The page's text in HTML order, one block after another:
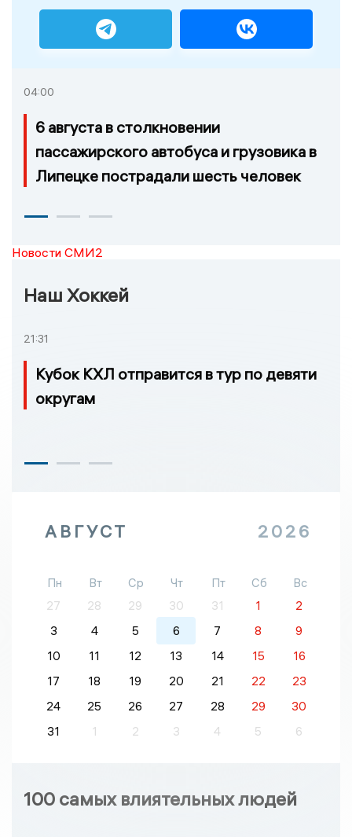
04:00
6 августа в столкновении
пассажирского автобуса и грузовика в
Липецке пострадали шесть человек
Новости СМИ2
Наш Хоккей
21:31
Кубок КХЛ отправится в тур по девяти
округам
АВГУСТ 2026
Пн Вт Ср Чт Пт Сб
Вс
27
28 29 30 31 1
2
3
4 5 6 7 8
9
10
11 12 13 14 15
16
17
18 19 20 21 22
23
24
25 26 27 28 29
30
31
1 2 3 4 5 6
100 самых влиятельных людей